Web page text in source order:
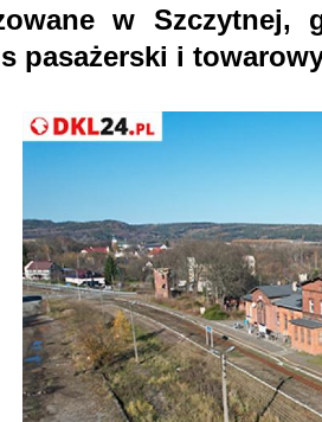
w Szczytnej,
pasażerski i